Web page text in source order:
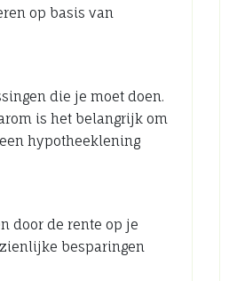
op basis van
die je moet doen.
is het belangrijk om
hypotheeklening
door de rente op je
besparingen